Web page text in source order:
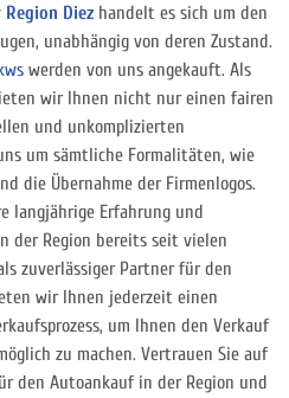
Diez handelt es sich um den
unabhängig von deren Zustand.
werden von uns angekauft. Als
wir Ihnen nicht nur einen fairen
und unkomplizierten
um sämtliche Formalitäten, wie
die Übernahme der Firmenlogos.
langjährige Erfahrung und
der Region bereits seit vielen
zuverlässiger Partner für den
wir Ihnen jederzeit einen
um Ihnen den Verkauf
zu machen. Vertrauen Sie auf
den Autoankauf in der Region und